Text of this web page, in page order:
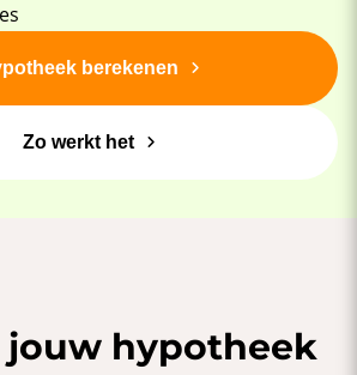
berekenen
Zo werkt het
jouw hypotheek